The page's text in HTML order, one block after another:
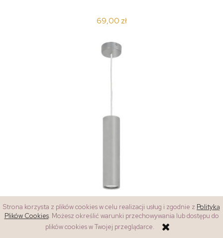
Strona korzysta z plików cookies w celu realizacji usług i zgodnie z Polityką
Plików Cookies. Możesz określić warunki przechowywania lub dostępu do
plików cookies w Twojej przeglądarce.
69,00 zł
Lampa wisząca EYE M 1pł srebrny